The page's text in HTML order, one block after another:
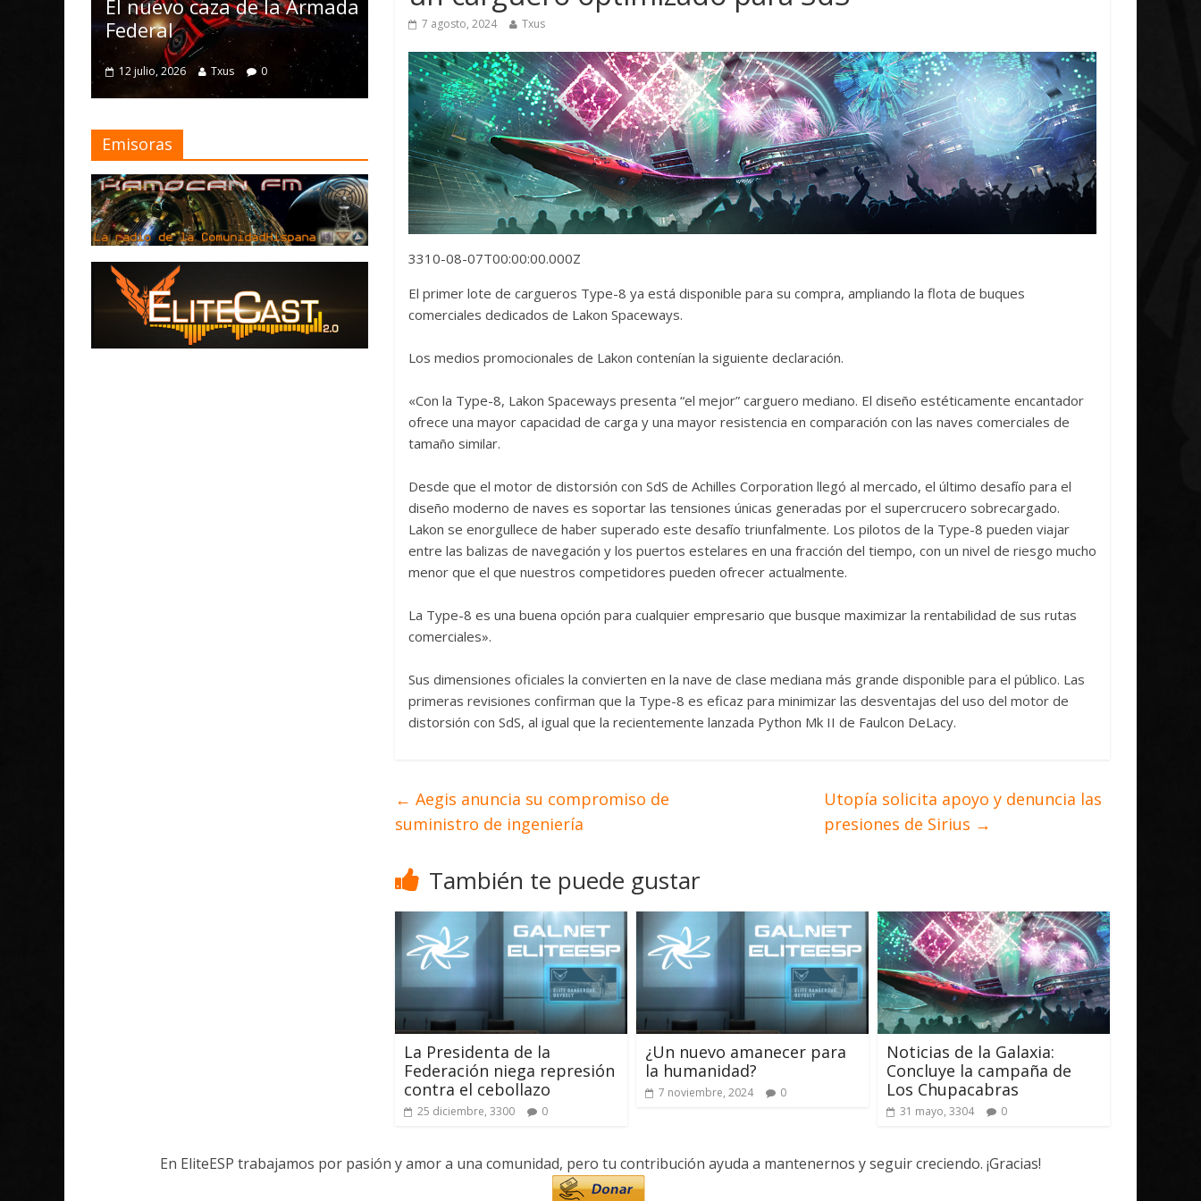
7 agosto, 2024 Txus
3310-08-07T00:00:00.000Z
El primer lote de cargueros Type-8 ya está disponible para su compra, ampliando la flota de buques
comerciales dedicados de Lakon Spaceways.
Los medios promocionales de Lakon contenían la siguiente declaración.
«Con la Type-8, Lakon Spaceways presenta “el mejor” carguero mediano. El diseño estéticamente encantador
ofrece una mayor capacidad de carga y una mayor resistencia en comparación con las naves comerciales de
tamaño similar.
Desde que el motor de distorsión con SdS de Achilles Corporation llegó al mercado, el último desafío para el
diseño moderno de naves es soportar las tensiones únicas generadas por el supercrucero sobrecargado.
Lakon se enorgullece de haber superado este desafío triunfalmente. Los pilotos de la Type-8 pueden viajar
entre las balizas de navegación y los puertos estelares en una fracción del tiempo, con un nivel de riesgo mucho
menor que el que nuestros competidores pueden ofrecer actualmente.
La Type-8 es una buena opción para cualquier empresario que busque maximizar la rentabilidad de sus rutas
comerciales».
Sus dimensiones oficiales la convierten en la nave de clase mediana más grande disponible para el público. Las
primeras revisiones confirman que la Type-8 es eficaz para minimizar las desventajas del uso del motor de
distorsión con SdS, al igual que la recientemente lanzada Python Mk II de Faulcon DeLacy.
← Aegis anuncia su compromiso de
suministro de ingeniería
Utopía solicita apoyo y denuncia las
presiones de Sirius →
También te puede gustar
La Presidenta de la
Federación niega represión
contra el cebollazo
25 diciembre, 3300 0
¿Un nuevo amanecer para
la humanidad?
7 noviembre, 2024 0
Noticias de la Galaxia:
Concluye la campaña de
Los Chupacabras
31 mayo, 3304 0
caza de la Armada
0
mejoras
4 julio, 2026 Txus
Mayo de 2026
28 mayo, 2026 Txus 0
Initiative Concludes
Emisoras
En EliteESP trabajamos por pasión y amor a una comunidad, pero tu contribución ayuda a mantenernos y seguir creciendo. ¡Gracias!